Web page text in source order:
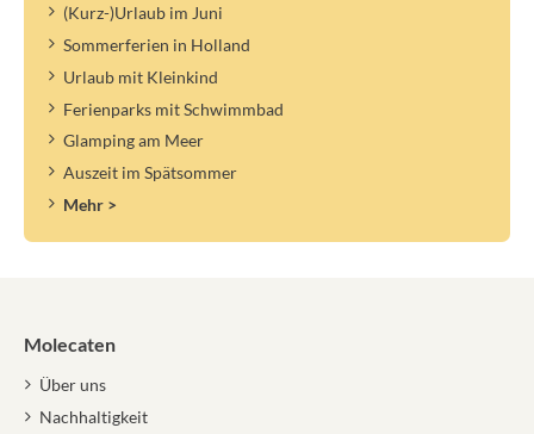
(Kurz-)Urlaub im Juni
Sommerferien in Holland
Urlaub mit Kleinkind
Ferienparks mit Schwimmbad
Glamping am Meer
Auszeit im Spätsommer
Mehr >
Molecaten
Über uns
Nachhaltigkeit